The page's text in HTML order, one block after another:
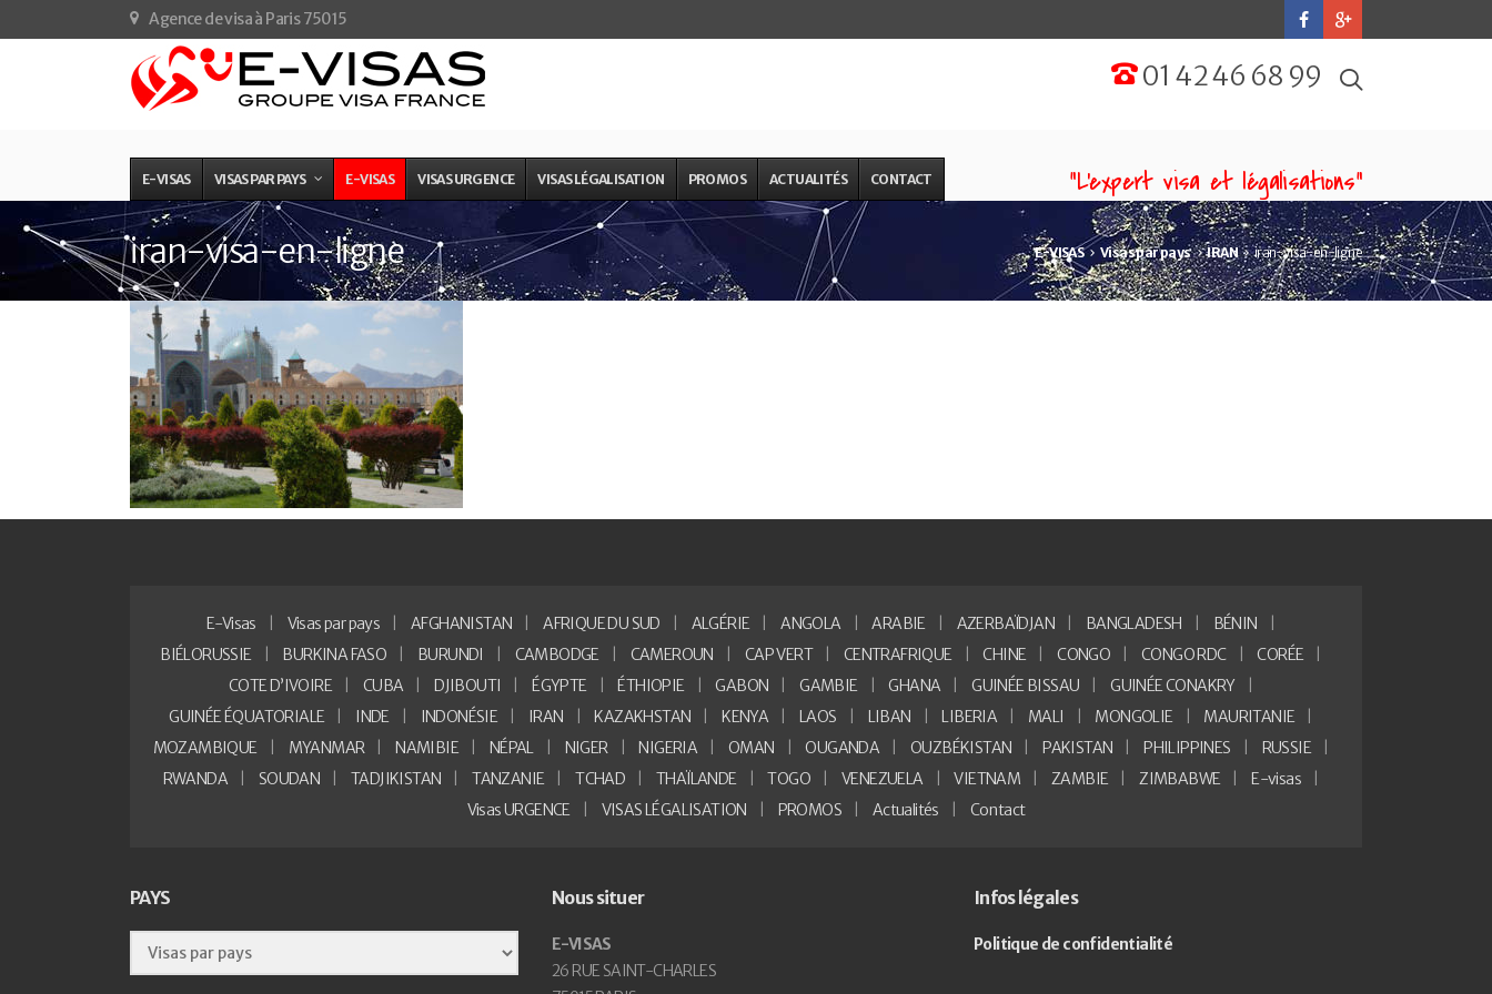
Agence de visa à Paris 75015
01 42 46 68 99
E-VISAS VISAS PAR PAYS E-VISAS VISAS URGENCE VISAS LÉGALISATION PROMOS ACTUALITÉS CONTACT “L'expert visa et légalisations”
iran-visa-en-ligne E-VISAS Visas par pays IRAN iran-visa-en-ligne
E-Visas Visas par pays AFGHANISTAN AFRIQUE DU SUD ALGÉRIE ANGOLA ARABIE AZERBAÏDJAN BANGLADESH
BÉNIN
BIÉLORUSSIE
BURKINA FASO BURUNDI CAMBODGE CAMEROUN CAP VERT CENTRAFRIQUE CHINE CONGO CONGO RDC
CORÉE
COTE D’IVOIRE
CUBA DJIBOUTI ÉGYPTE ÉTHIOPIE GABON GAMBIE GHANA GUINÉE BISSAU
GUINÉE CONAKRY
GUINÉE ÉQUATORIALE
INDE INDONÉSIE IRAN KAZAKHSTAN KENYA LAOS LIBAN LIBERIA MALI MONGOLIE
MAURITANIE
MOZAMBIQUE
MYANMAR NAMIBIE NÉPAL NIGER NIGERIA OMAN OUGANDA OUZBÉKISTAN PAKISTAN PHILIPPINES
RUSSIE
RWANDA
SOUDAN TADJIKISTAN TANZANIE TCHAD THAÏLANDE TOGO VENEZUELA VIETNAM ZAMBIE ZIMBABWE
E-visas
Visas URGENCE
VISAS LÉGALISATION PROMOS Actualités Contact
PAYS Nous situer
E-VISAS
26 RUE SAINT-CHARLES
Infos légales
Politique de confidentialité